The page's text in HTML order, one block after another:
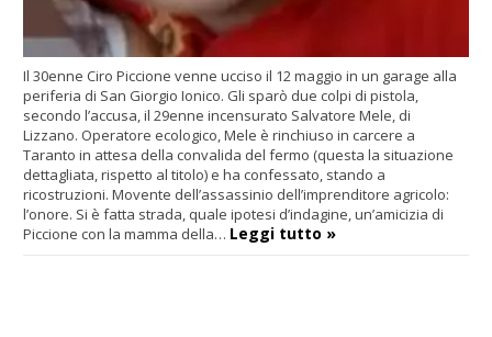
Il 30enne Ciro Piccione venne ucciso il 12 maggio in un garage alla
periferia di San Giorgio Ionico. Gli sparò due colpi di pistola,
secondo l’accusa, il 29enne incensurato Salvatore Mele, di
Lizzano. Operatore ecologico, Mele è rinchiuso in carcere a
Taranto in attesa della convalida del fermo (questa la situazione
dettagliata, rispetto al titolo) e ha confessato, stando a
ricostruzioni. Movente dell’assassinio dell’imprenditore agricolo:
l’onore. Si è fatta strada, quale ipotesi d’indagine, un’amicizia di
Piccione con la mamma della… Leggi tutto »